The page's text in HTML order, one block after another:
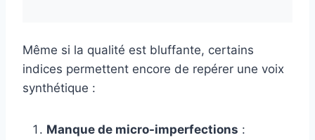
Même si la qualité est bluffante, certains
indices permettent encore de repérer une voix
synthétique :
Manque de micro-imperfections :